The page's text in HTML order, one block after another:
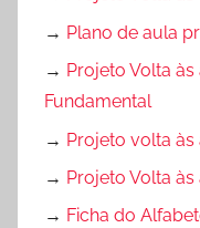
→ Plano de aula
→ Projeto Volta
Fundamental
→ Projeto volta
→ Projeto Volta
→ Ficha do